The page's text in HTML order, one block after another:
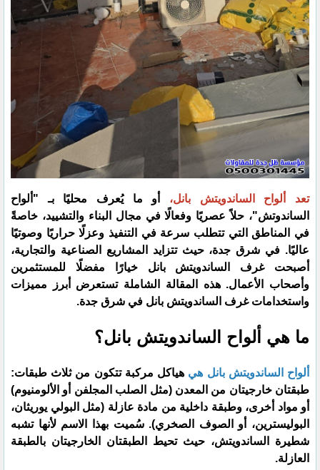
تعد ألواح الساندويتش بانل، أو ما يُعرف محليًا بـ "ألواح
الساندوتش"، حلاً عصريًا وفعالًا في مجال البناء والتشييد، خاصةً
في المناطق التي تتطلب سرعة في التنفيذ وعزلًا حراريًا وصوتيًا
عاليًا. في شرق جدة، حيث تتزايد المشاريع الصناعية والتجارية،
أصبحت غرف الساندويتش بانل خيارًا مفضلًا للمستثمرين
وأصحاب الأعمال. هذه المقالة الشاملة تستعرض أبرز مميزات
واستخدامات غرف الساندويتش بانل في شرق جدة.
​ما هي ألواح الساندويتش بانل؟
​ألواح الساندويتش بانل هي هياكل مركبة تتكون من ثلاث طبقات:
طبقتان خارجيتان من المعدن (مثل الصلب المجلفن أو الألومنيوم)
أو مواد أخرى، وطبقة داخلية من مادة عازلة (مثل البولي يوريثان،
البوليسترين، أو الصوف الصخري). سُميت بهذا الاسم لأنها تشبه
شطيرة الساندويتش، حيث تحيط الطبقتان الخارجيتان بالطبقة
العازلة.